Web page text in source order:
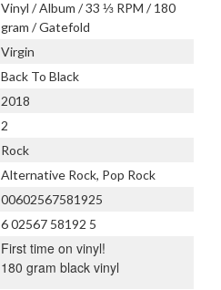
Vinyl / Album / 33 ⅓ RPM / 180
gram / Gatefold
Virgin
Back To Black
2018
2
Rock
Alternative Rock, Pop Rock
00602567581925
6 02567 58192 5
First time on vinyl!
180 gram black vinyl